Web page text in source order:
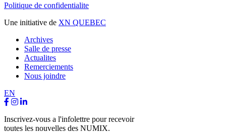
Politique de confidentialite
Une initiative de XN QUEBEC
Archives
Salle de presse
Actualites
Remerciements
Nous joindre
EN
Inscrivez-vous a l'infolettre pour recevoir
toutes les nouvelles des NUMIX.